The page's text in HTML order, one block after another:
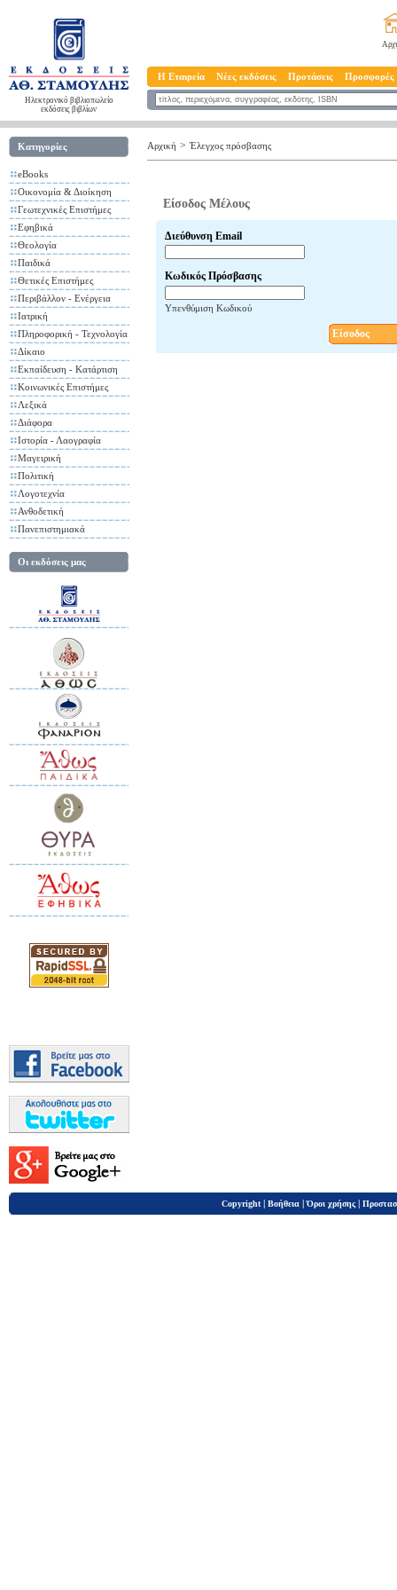
Ηλεκτρονικό βιβλιοπωλείο
εκδόσεις βιβλίων
Η Εταιρεία Νέες εκδόσεις Προτάσεις Προσφορές
Κατηγορίες
eBooks
Οικονομία & Διοίκηση
Γεωτεχνικές Επιστήμες
Εφηβικά
Θεολογία
Παιδικά
Θετικές Επιστήμες
Περιβάλλον - Ενέργεια
Ιατρική
Πληροφορική - Τεχνολογία
Δίκαιο
Εκπαίδευση - Κατάρτιση
Κοινωνικές Επιστήμες
Λεξικά
Διάφορα
Ιστορία - Λαογραφία
Μαγειρική
Πολιτική
Λογοτεχνία
Ανθοδετική
Πανεπιστημιακά
Οι εκδόσεις μας
Αρχική > Έλεγχος πρόσβασης
Είσοδος Μέλους
Διεύθυνση Email
Κωδικός Πρόσβασης
Υπενθύμιση Κωδικού
Είσοδος
Copyright | Βοήθεια |Όροι χρήσης |